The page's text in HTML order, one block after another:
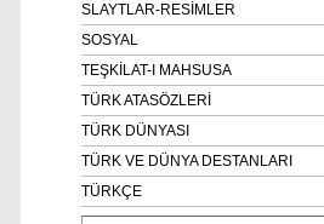
SLAYTLAR-RESİMLER
SOSYAL
TEŞKİLAT-I MAHSUSA
TÜRK ATASÖZLERİ
TÜRK DÜNYASI
TÜRK VE DÜNYA DESTANLARI
TÜRKÇE
Arama: